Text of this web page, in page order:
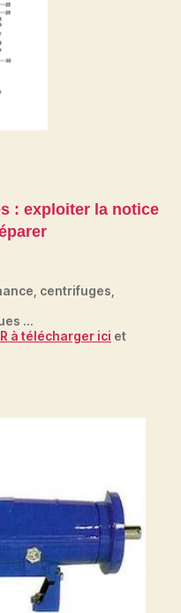
: exploiter la notice
centrifuges,
…
à télécharger ici et